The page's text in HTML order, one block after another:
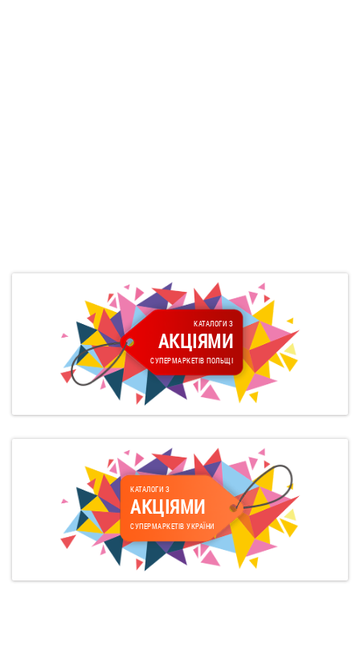
КАТАЛОГИ З
АКЦІЯМИ
СУПЕРМАРКЕТІВ ПОЛЬЩІ
КАТАЛОГИ З
АКЦІЯМИ
СУПЕРМАРКЕТІВ УКРАЇНИ